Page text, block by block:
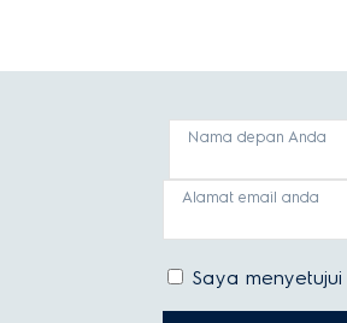
Nama depan Anda
Alamat email anda
Saya menyetujui